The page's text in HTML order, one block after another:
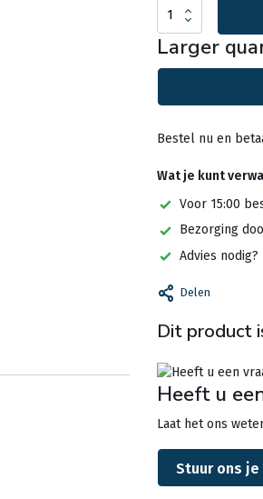
Larger
Bestel nu en
Wat je kunt
Voor 15:00
Bezorging
Advies nodig?
Delen
Dit product
Heeft u
Laat het ons
Stuur ons je